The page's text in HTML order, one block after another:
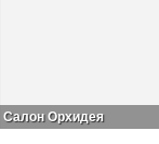
Салон Орхидея